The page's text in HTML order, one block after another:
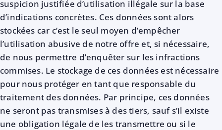
suspicion justifiée d’utilisation illégale sur la base
d’indications concrètes. Ces données sont alors
stockées car c’est le seul moyen d’empêcher
l’utilisation abusive de notre offre et, si nécessaire,
de nous permettre d’enquêter sur les infractions
commises. Le stockage de ces données est nécessaire
pour nous protéger en tant que responsable du
traitement des données. Par principe, ces données
ne seront pas transmises à des tiers, sauf s’il existe
une obligation légale de les transmettre ou si le